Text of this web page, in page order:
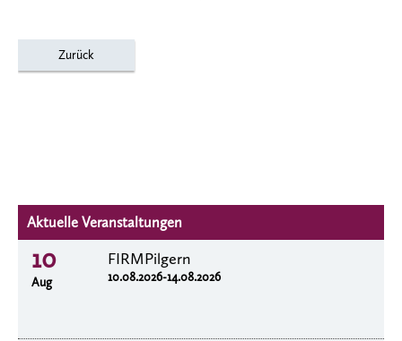
Zurück
Aktuelle Veranstaltungen
10
Aug
FIRMPilgern
10.08.2026-14.08.2026